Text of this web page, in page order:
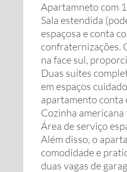
Apartamneto com
Sala estendida
espaçosa e conta
confraternizações.
na face sul,
Duas suítes
em espaços
apartamento conta
Cozinha
Área de serviço
Além disso, o
comodidade e
duas vagas de